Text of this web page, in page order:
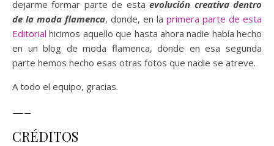
dejarme formar parte de esta evolución creativa dentro
de la moda flamenca, donde, en la primera parte de esta
Editorial hicimos aquello que hasta ahora nadie había hecho
en un blog de moda flamenca, donde en esa segunda
parte hemos hecho esas otras fotos que nadie se atreve.
A todo el equipo, gracias.
—–
CRÉDITOS